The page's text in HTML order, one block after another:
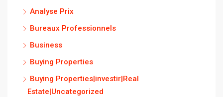
Analyse Prix
Bureaux Professionnels
Business
Buying Properties
Buying Properties|investir|Real
Estate|Uncategorized